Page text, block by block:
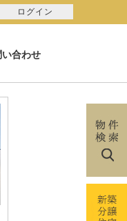
い合わせ
ログイン